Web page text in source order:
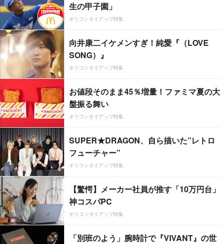
生の甲子園」
オリコンタイアップ特集
向井康二イケメンすぎ！純愛『（LOVE
SONG）』
オリコンタイアップ特集
お値段そのまま45％増量！ファミマ夏の大
盤振る舞い
オリコンタイアップ特集
SUPER★DRAGON、自ら描いた”レトロ
フューチャー”
オリコンタイアップ特集
【驚愕】メーカー社員が推す「10万円台」
神コスパPC
オリコンタイアップ特集
「別班のよう」腕時計で『VIVANT』の世